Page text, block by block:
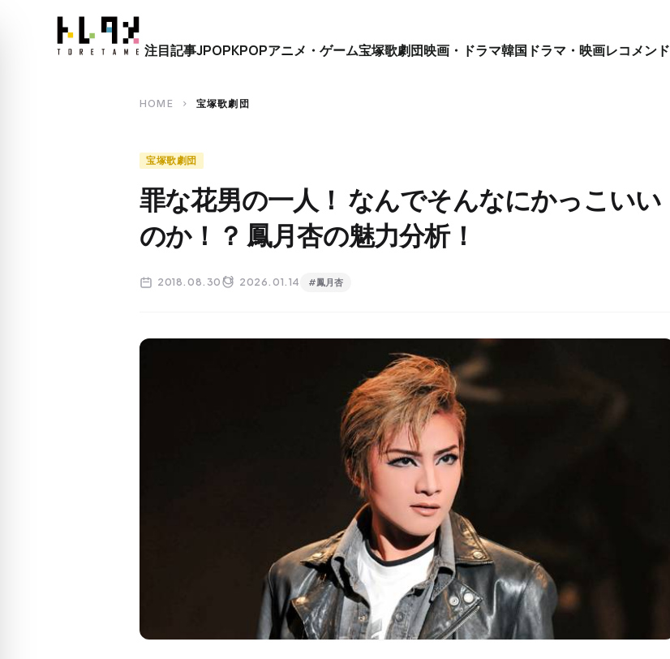
close
注目記事JPOPKPOPアニメ・ゲーム宝塚歌劇団映画・ドラマ韓国ドラマ・映画レコメンド
HOME chevron_right 宝塚歌劇団
宝塚歌劇団
罪な花男の一人！ なんでそんなにかっこいい
のか！？ 鳳月杏の魅力分析！
2018.08.30 2026.01.14 #鳳月杏